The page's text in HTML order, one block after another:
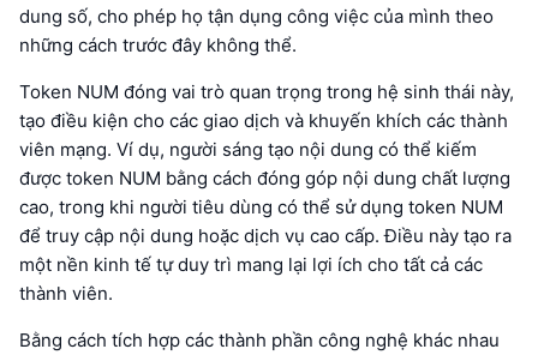
dung số, cho phép họ tận dụng công việc của mình theo
những cách trước đây không thể.
Token NUM đóng vai trò quan trọng trong hệ sinh thái này,
tạo điều kiện cho các giao dịch và khuyến khích các thành
viên mạng. Ví dụ, người sáng tạo nội dung có thể kiếm
được token NUM bằng cách đóng góp nội dung chất lượng
cao, trong khi người tiêu dùng có thể sử dụng token NUM
để truy cập nội dung hoặc dịch vụ cao cấp. Điều này tạo ra
một nền kinh tế tự duy trì mang lại lợi ích cho tất cả các
thành viên.
Bằng cách tích hợp các thành phần công nghệ khác nhau